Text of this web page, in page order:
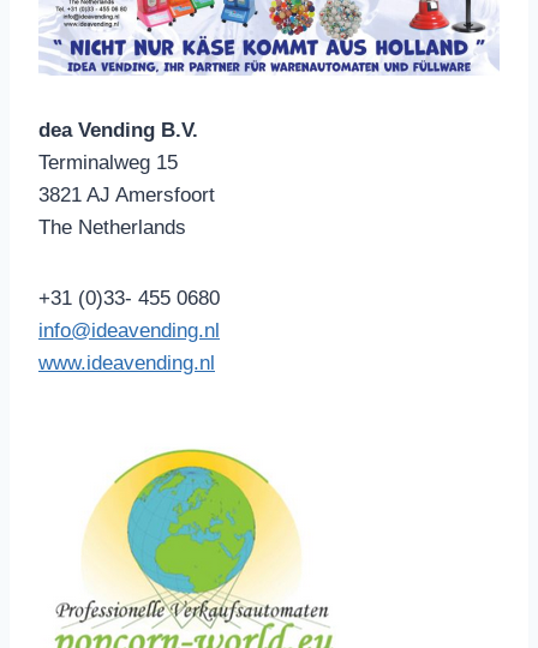
dea Vending B.V.
Terminalweg 15
3821 AJ Amersfoort
The Netherlands
+31 (0)33- 455 0680
info@ideavending.nl
www.ideavending.nl